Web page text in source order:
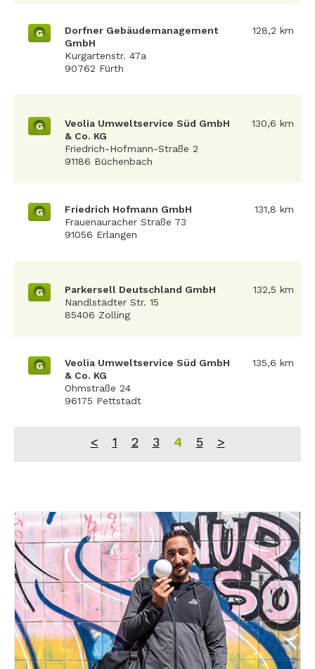
G
Dorfner Gebäudemanagement
GmbH
Kurgartenstr. 47a
90762 Fürth
128,2 km
G
Veolia Umweltservice Süd GmbH
& Co. KG
Friedrich-Hofmann-Straße 2
91186 Büchenbach
130,6 km
G
Friedrich Hofmann GmbH
Frauenauracher Straße 73
91056 Erlangen
131,8 km
G
Parkersell Deutschland GmbH
Nandlstädter Str. 15
85406 Zolling
132,5 km
G
Veolia Umweltservice Süd GmbH
& Co. KG
Ohmstraße 24
96175 Pettstadt
135,6 km
< 1 2 3 4 5 >